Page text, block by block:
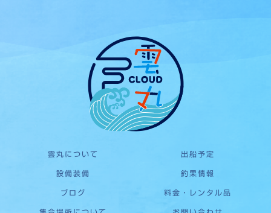
雲丸について 出船予定
設備装備 釣果情報
ブログ 料金・レンタル品